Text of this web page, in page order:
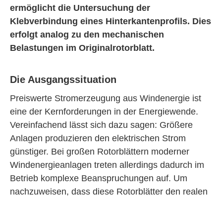
ermöglicht die Untersuchung der
Klebverbindung eines Hinterkantenprofils. Dies
erfolgt analog zu den mechanischen
Belastungen im Originalrotorblatt.
Die Ausgangssituation
Preiswerte Stromerzeugung aus Windenergie ist
eine der Kernforderungen in der Energiewende.
Vereinfachend lässt sich dazu sagen: Größere
Anlagen produzieren den elektrischen Strom
günstiger. Bei großen Rotorblättern moderner
Winden­ergieanlagen treten allerdings dadurch im
Betrieb komplexe Beanspruchungen auf. Um
nachzuweisen, dass diese Rotorblätter den realen